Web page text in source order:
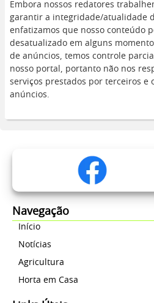
Embora nossos redatores
garantir a integridade/atualidade
enfatizamos que nosso conteúdo
desatualizado em alguns
de anúncios, temos controle
nosso portal, portanto não nos
serviços prestados por terceiros e
anúncios.
Navegação
Início
Notícias
Agricultura
Horta em Casa